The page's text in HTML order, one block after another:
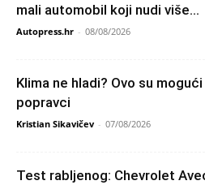
mali automobil koji nudi više...
Autopress.hr - 08/08/2026
Klima ne hladi? Ovo su
popravci
Kristian Sikavičev - 07/08/2026
Test rabljenog: Chevrolet